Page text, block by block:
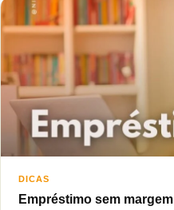
DICAS
Empréstimo sem margem